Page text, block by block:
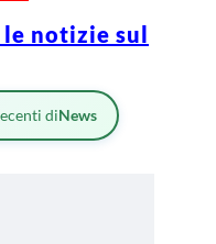
le notizie sul
diNews